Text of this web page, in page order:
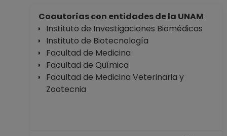
Coautorías con entidades de la UNAM
Instituto de Investigaciones Biomédicas
Instituto de Biotecnología
Facultad de Medicina
Facultad de Química
Facultad de Medicina Veterinaria y
Zootecnia